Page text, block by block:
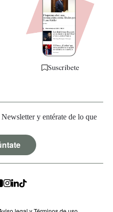
Suscríbete
y entérate de lo que